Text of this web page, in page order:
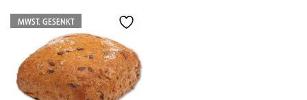
MWST. GESENKT